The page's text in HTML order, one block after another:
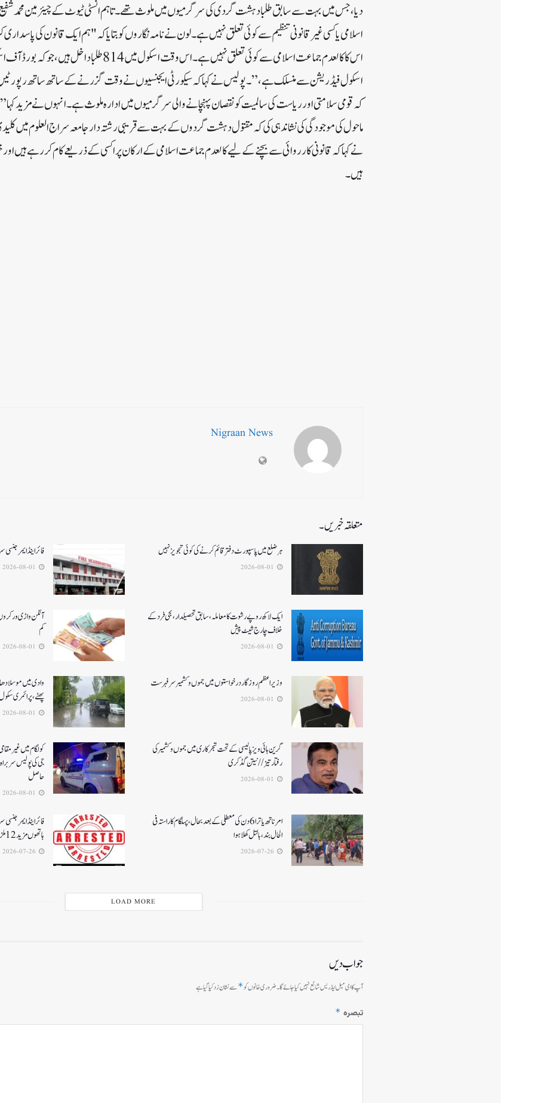
دیا، جس میں بہت سے سابق طلبا دہشت گردی کی سرگرمیوں میں ملوث تھے۔تاہم انسٹی ٹیوٹ کے چیئرمین محمد
اسلامی یا کسی غیر قانونی تنظیم سے کوئی تعلق نہیں ہے۔لون نے نامہ نگاروں کو بتایا کہ "ہم ایک قانون کی
اس کا کالعدم جماعت اسلامی سے کوئی تعلق نہیں ہے۔ اس وقت اسکول میں
اسکول فیڈریشن سے منسلک ہے،” ۔پولیس نے کہا کہ سیکورٹی ایجنسیوں نے وقت گزرنے کے ساتھ ساتھ
کہ قومی سلامتی اور ریاست کی سالمیت کو نقصان پہنچانے والی سرگرمیوں میں ادارہ ملوث ہے۔انہوں نے مزید
ماحول کی موجودگی کی نشاندہی کی کہ مقتول دہشت گردوں کے بہت سے قریبی رشتہ دار جامعہ سراج العلوم میں
نے کہا کہ قانونی کارروائی سے بچنے کے لیے کالعدم جماعت اسلامی کے ارکان پراکسی کے ذریعے کام کر رہے ہیں اور
ہیں۔
Nigraan News
متعلقہ خبریں۔
ہر ضلع میں پاسپورٹ دفتر قائم کرنے کی کوئی تجویز نہیں فائر اینڈ
ایک لاکھ روپے رشوت کا معاملہ،سابق تحصیلدار، نجی فرد کے
خلاف چارج شیٹ پیش
آنگن واڑی ورکروں
کم
وزیر اعظم روزگار درخواستوں میں جموں و کشمیر سرفہرست
وادی میں
پھٹے، پرائمری
گرین ہائی ویز پالیسی کے تحت شجرکاری میں جموں و کشمیر کی
رفتار تیز// نیتن گڈکری
جی کی پولیس
حاصل
امرناتھ یاترا 6دن کی معطلی کے بعد بحال،پہلگام کا راستہ فی
الحال بند، بالتل کھلا ہوا
فائر اینڈ
ہاتھوں مزید 12 ملزمان گرفتار
LOAD MORE
جواب دیں
آپ کا ای میل ایڈریس شائع نہیں کیا جائے گا۔ضروری خانوں کو*سے نشان زد کیا گیا ہے
تبصرہ *